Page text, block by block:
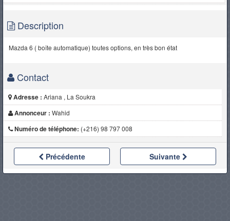
Description
Mazda 6 ( boîte automatique) toutes options, en très bon état
Contact
Adresse : Ariana , La Soukra
Annonceur : Wahid
Numéro de téléphone: (+216) 98 797 008
Précédente Suivante